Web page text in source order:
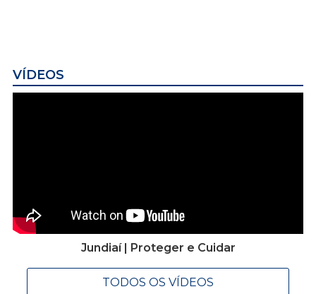
VÍDEOS
Jundiaí | Proteger e Cuidar
TODOS OS VÍDEOS